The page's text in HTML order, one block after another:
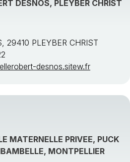
DESNOS, PLEYBER CHRIST
29410 PLEYBER CHRIST
desnos.sitew.fr
MATERNELLE PRIVEE, PUCK
MONTPELLIER